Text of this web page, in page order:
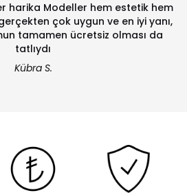
harika Modeller hem estetik hem
çok uygun ve en iyi yanı,
tamamen ücretsiz olması da
tatlıydı
Kübra S.